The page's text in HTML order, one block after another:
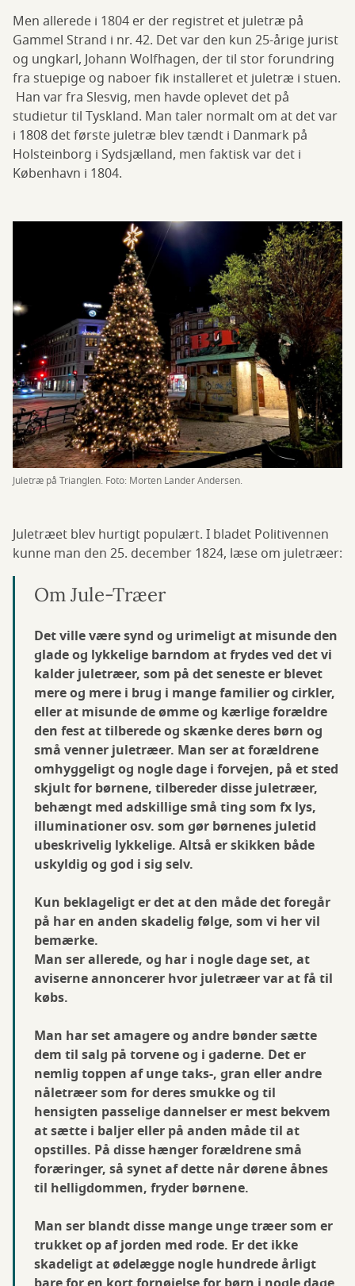
Men allerede i 1804 er der registret et juletræ på
Gammel Strand i nr. 42. Det var den kun 25-årige jurist
og ungkarl, Johann Wolfhagen, der til stor forundring
fra stuepige og naboer fik installeret et juletræ i stuen.
Han var fra Slesvig, men havde oplevet det på
studietur til Tyskland. Man taler normalt om at det var
i 1808 det første juletræ blev tændt i Danmark på
Holsteinborg i Sydsjælland, men faktisk var det i
København i 1804.
Juletræ på Trianglen. Foto: Morten Lander Andersen.
Juletræet blev hurtigt populært. I bladet Politivennen
kunne man den 25. december 1824, læse om juletræer:
Om Jule-Træer
Det ville være synd og urimeligt at misunde den
glade og lykkelige barndom at frydes ved det vi
kalder juletræer, som på det seneste er blevet
mere og mere i brug i mange familier og cirkler,
eller at misunde de ømme og kærlige forældre
den fest at tilberede og skænke deres børn og
små venner juletræer. Man ser at forældrene
omhyggeligt og nogle dage i forvejen, på et sted
skjult for børnene, tilbereder disse juletræer,
behængt med adskillige små ting som fx lys,
illuminationer osv. som gør børnenes juletid
ubeskrivelig lykkelige. Altså er skikken både
uskyldig og god i sig selv.
Kun beklageligt er det at den måde det foregår
på har en anden skadelig følge, som vi her vil
bemærke.
Man ser allerede, og har i nogle dage set, at
aviserne annoncerer hvor juletræer var at få til
købs.
Man har set amagere og andre bønder sætte
dem til salg på torvene og i gaderne. Det er
nemlig toppen af unge taks-, gran eller andre
nåletræer som for deres smukke og til
hensigten passelige dannelser er mest bekvem
at sætte i baljer eller på anden måde til at
opstilles. På disse hænger forældrene små
foræringer, så synet af dette når dørene åbnes
til helligdommen, fryder børnene.
Man ser blandt disse mange unge træer som er
trukket op af jorden med rode. Er det ikke
skadeligt at ødelægge nogle hundrede årligt